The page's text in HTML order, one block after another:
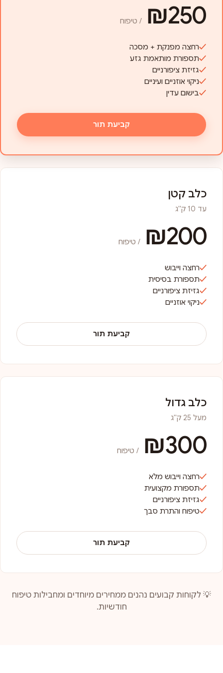
כלב קטן
עד 10 ק"ג
₪200 / טיפוח
רחצה וייבוש
תספורת בסיסית
גזיזת ציפורניים
ניקוי אוזניים
קביעת תור
₪250 / טיפוח
רחצה מפנקת + מסכה
תספורת מותאמת גזע
גזיזת ציפורניים
ניקוי אוזניים ועיניים
בישום עדין
קביעת תור
כלב גדול
מעל 25 ק"ג
₪300 / טיפוח
רחצה וייבוש מלא
תספורת מקצועית
גזיזת ציפורניים
טיפוח והתרת סבך
קביעת תור
💡 לקוחות קבועים נהנים ממחירים מיוחדים ומחבילות טיפוח
חודשיות.